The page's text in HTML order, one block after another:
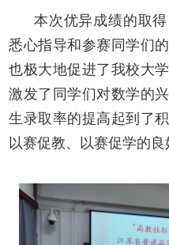
本次优异成绩的取
悉心指导和参赛同学们
也极大地促进了我校大
激发了同学们对数学的
生录取率的提高起到了
以赛促教、以赛促学的良